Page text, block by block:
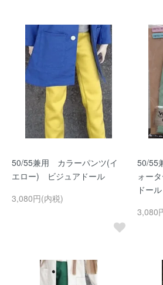
50/55兼用 カラーパンツ(イ
エロー) ビジュアドール
3,080円(内税)
50/55
ォー
ドール
3,080